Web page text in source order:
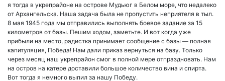
я тогда в укрепрайоне на острове Мудьюг в Белом море, что недалеко
от Архангельска. Наша задача была не пропустить неприятеля в тыл.
8 мая 1945 года мы отправились выполнять боевое задание за 15
километров от базы. Пешим ходом, заметьте. И вот когда уже
прибыли на место, радистка принимает сообщение с базы — полная
капитуляция, Победа! Нам дали приказ вернуться на базу. Только
через месяц наш укрепрайон смог в полной мере отпраздновать. Нам
на остров на катере доставили большое количество вина и спирта.
Вот тогда я немного выпил за нашу Победу.